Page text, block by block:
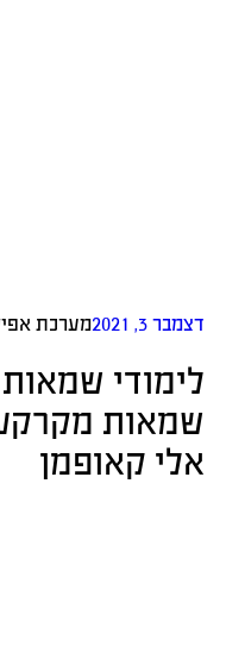
דצמבר 3, 2021 מערכת
לימודי
שמאות
אלי קאופמן